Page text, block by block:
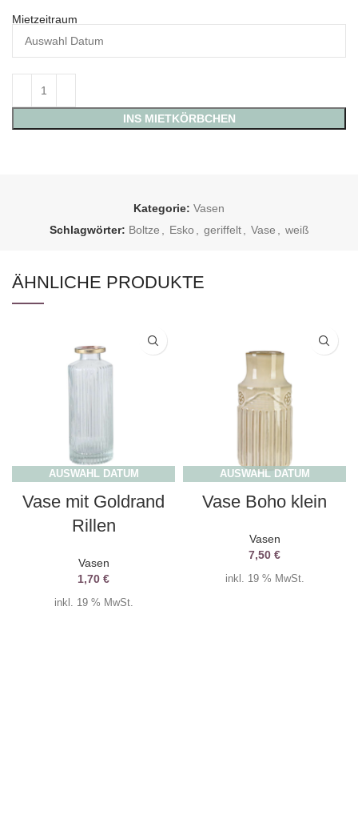
Mietzeitraum
INS MIETKÖRBCHEN
Kategorie: Vasen
Schlagwörter: Boltze Esko geriffelt Vase weiß
ÄHNLICHE PRODUKTE
AUSWAHL DATUM
Vase mit Goldrand
Rillen
Vasen
1,70 €
inkl. 19 % MwSt.
AUSWAHL DATUM
Vase Boho klein
Vasen
7,50 €
inkl. 19 % MwSt.